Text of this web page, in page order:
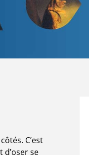
C’est
se